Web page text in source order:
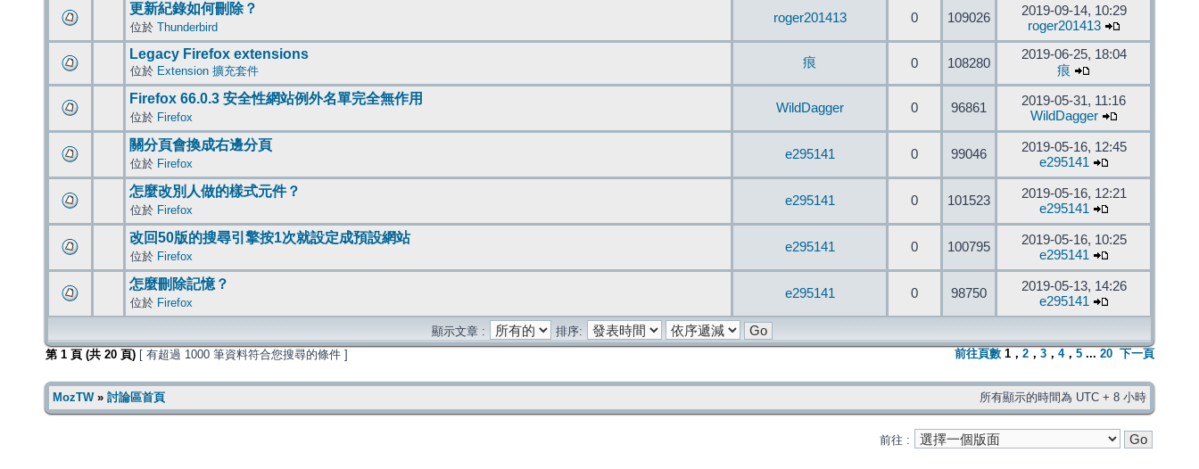
更新紀錄如何刪除？
位於 Thunderbird
roger201413 0 109026
2019-09-14, 10:29
roger201413
Legacy Firefox extensions
位於 Extension 擴充套件
痕 0 108280
2019-06-25, 18:04
痕
Firefox 66.0.3 安全性網站例外名單完全無作用
位於 Firefox
WildDagger 0 96861
2019-05-31, 11:16
WildDagger
關分頁會換成右邊分頁
位於 Firefox
e295141 0 99046
2019-05-16, 12:45
e295141
怎麼改別人做的樣式元件？
位於 Firefox
e295141 0 101523
2019-05-16, 12:21
e295141
改回50版的搜尋引擎按1次就設定成預設網站
位於 Firefox
e295141 0 100795
2019-05-16, 10:25
e295141
怎麼刪除記憶？
位於 Firefox
e295141 0 98750
2019-05-13, 14:26
e295141
顯示文章 :
排序:
第 1 頁 (共 20 頁) [ 有超過 1000 筆資料符合您搜尋的條件 ] 前往頁數 1 ， 2 ， 3 ， 4， 5 ... 20 下一頁
MozTW» 討論區首頁 所有顯示的時間為 UTC + 8 小時
前往 :